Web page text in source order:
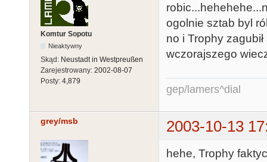
Komtur Sopotu
Nieaktywny
Skąd: Neustadt in Westpreußen
Zarejestrowany: 2002-08-07
Posty: 4,879
ogolnie sztab byl
no i Trophy
wczorajszego
gep/lamers^dial
grey/msb 2003-10-13
hehe, Trophy